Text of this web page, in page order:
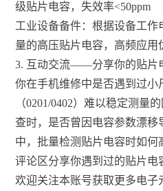
级贴片电容，失效率<50ppm
工业设备备件：根据设备工作
量的高压贴片电容，高频应用
3. 互动交流——分享你的贴片
你在手机维修中是否遇到过小
（0201/0402）难以稳定测量
查时，是否曾因电容参数漂移
中，批量检测贴片电容时如
评论区分享你遇到过的贴片电
欢迎关注本账号获取更多电子